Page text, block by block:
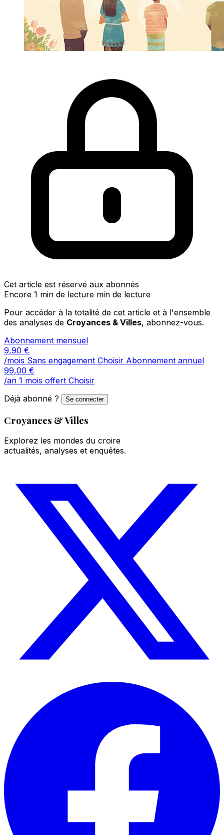
Cet article est réservé aux abonnés
Encore 1 min de lecture min de lecture
Pour accéder à la totalité de cet article et à l'ensemble
des analyses de Croyances & Villes, abonnez-vous.
Abonnement mensuel
9,90 €
/mois Sans engagement Choisir Abonnement annuel
99,00 €
/an 1 mois offert Choisir
Déjà abonné ?
Se connecter
Croyances & Villes
Explorez les mondes du croire
actualités, analyses et enquêtes.